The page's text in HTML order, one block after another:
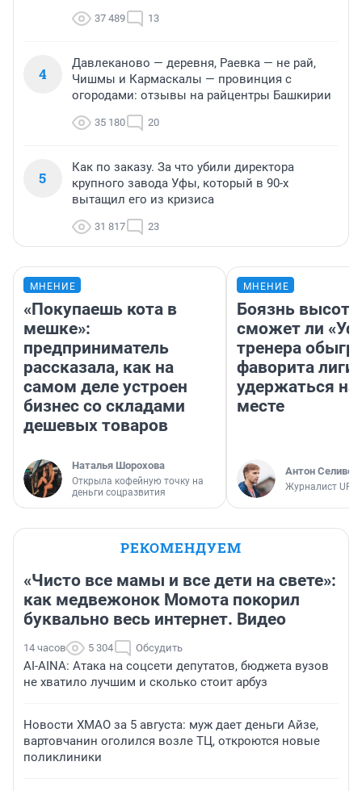
37 489 13
4
Давлеканово — деревня, Раевка — не рай,
Чишмы и Кармаскалы — провинция с
огородами: отзывы на райцентры Башкирии
35 180 20
5
Как по заказу. За что убили директора
крупного завода Уфы, который в 90-х
вытащил его из кризиса
31 817 23
МНЕНИЕ
«Покупаешь кота в
мешке»:
предприниматель
рассказала, как на
самом деле устроен
бизнес со складами
дешевых товаров
Наталья Шорохова
Открыла кофейную точку на
деньги соцразвития
МНЕНИЕ
Боязнь
сможет ли
тренера
фаворита лиги
удержаться
месте
Антон
Журналист
РЕКОМЕНДУЕМ
«Чисто все мамы и все дети на свете»:
как медвежонок Момота покорил
буквально весь интернет. Видео
14 часов 5 304 Обсудить
AI-AINA: Атака на соцсети депутатов, бюджета вузов
не хватило лучшим и сколько стоит арбуз
Новости ХМАО за 5 августа: муж дает деньги Айзе,
вартовчанин оголился возле ТЦ, откроются новые
поликлиники